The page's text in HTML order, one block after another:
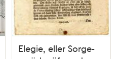
Elegie, eller Sorge-